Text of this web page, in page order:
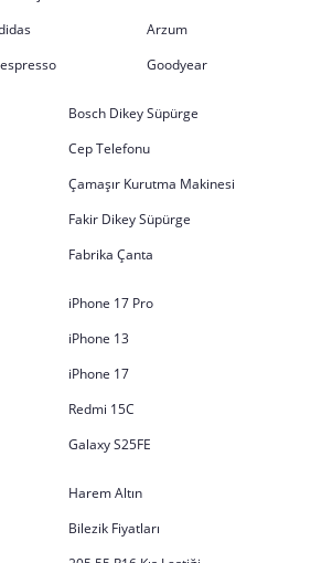
Arzum
Goodyear
Bosch Dikey Süpürge
Cep Telefonu
Çamaşır Kurutma Makinesi
Fakir Dikey Süpürge
Fabrika Çanta
iPhone 17 Pro
iPhone 13
iPhone 17
Redmi 15C
Galaxy S25FE
Harem Altın
Bilezik Fiyatları